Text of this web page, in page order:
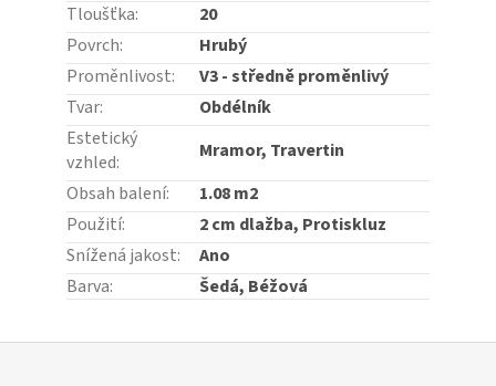
Tloušťka:
20
Povrch:
Hrubý
Proměnlivost:
V3 - středně proměnlivý
Tvar:
Obdélník
Estetický
vzhled:
Mramor, Travertin
Obsah balení:
1.08 m2
Použití:
2 cm dlažba, Protiskluz
Snížená jakost:
Ano
Barva: Šedá, Béžová